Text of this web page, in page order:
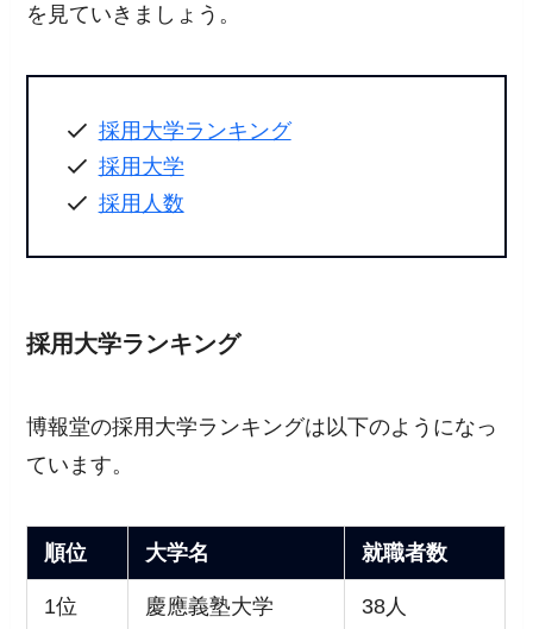
を見ていきましょう。
採用大学ランキング
採用大学
採用人数
採用大学ランキング
博報堂の採用大学ランキングは以下のようになっ
ています。
順位 大学名 就職者数
1位 慶應義塾大学 38人